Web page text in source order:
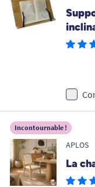
Incontournable !
APLOS
La